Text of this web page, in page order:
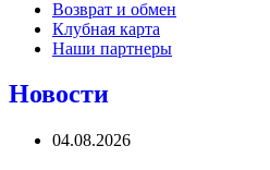
Возврат и обмен
Клубная карта
Наши партнеры
Новости
04.08.2026